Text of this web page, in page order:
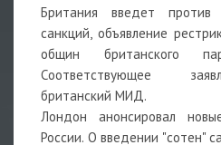
Британия введет
санкций, объявление
общин британского
Соответствующее
британский МИД.
Лондон анонсировал
России. О введении "сотен"